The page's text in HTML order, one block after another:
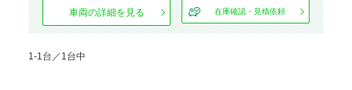
車検の残り
車両の詳細を見る 在庫確認・見積依頼
1-1台／1台中